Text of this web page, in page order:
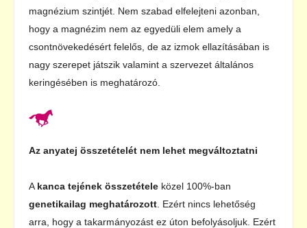
magnézium szintjét. Nem szabad elfelejteni azonban,
hogy a magnézim nem az egyedüli elem amely a
csontnövekedésért felelős, de az izmok ellazításában is
nagy szerepet játszik valamint a szervezet általános
keringésében is meghatározó.
Az anyatej összetételét nem lehet megváltoztatni
A kanca tejének összetétele közel 100%-ban
genetikailag meghatározott . Ezért nincs lehetőség
arra, hogy a takarmányozást ez úton befolyásoljuk. Ezért